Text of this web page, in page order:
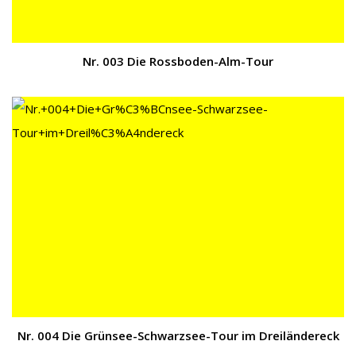
Nr. 003 Die Rossboden-Alm-Tour
Nr. 004 Die Grünsee-Schwarzsee-Tour im Dreiländereck